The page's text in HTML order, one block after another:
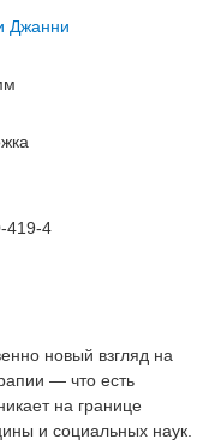
Джанни
419-4
новый взгляд на
— что есть
на границе
и социальных наук.